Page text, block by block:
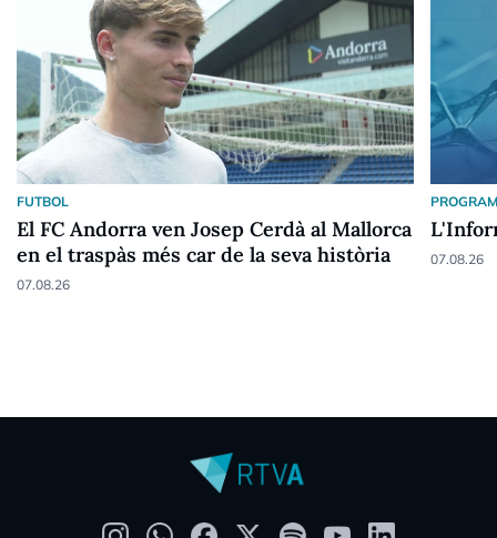
FUTBOL
El FC Andorra ven Josep Cerdà al Mallorca
en el traspàs més car de la seva història
07.08.26
07.08.26